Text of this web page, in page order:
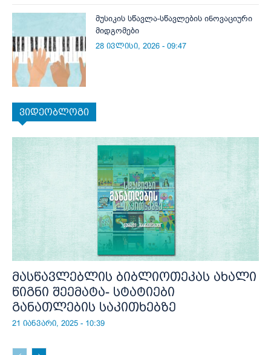
მუსიკის სწავლა-სწავლების ინოვაციური
მიდგომები
28 ივლისი, 2026 - 09:47
ვიდეობლოგი
მასწავლებლის ბიბლიოთეკას ახალი
წიგნი შეემატა- სტატიები
განათლების საკითხებზე
21 იანვარი, 2025 - 10:39